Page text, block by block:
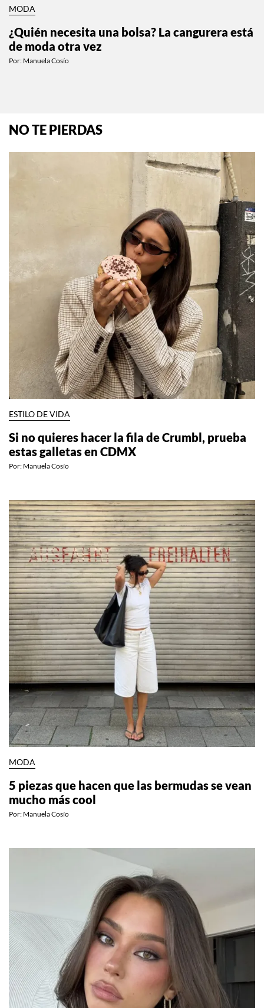
MODA
¿Quién necesita una bolsa? La cangurera está
de moda otra vez
Por: Manuela Cosío
NO TE PIERDAS
ESTILO DE VIDA
Si no quieres hacer la fila de Crumbl, prueba
estas galletas en CDMX
Por: Manuela Cosío
MODA
5 piezas que hacen que las bermudas se vean
mucho más cool
Por: Manuela Cosío